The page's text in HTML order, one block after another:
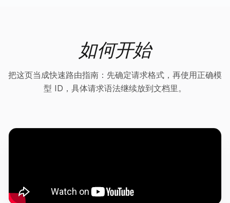
如何开始
把这页当成快速路由指南：先确定请求格式，再使用正确模
型 ID，具体请求语法继续放到文档里。